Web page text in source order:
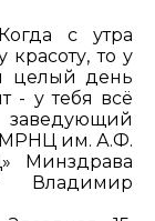
с утра
то у
целый день
- у тебя всё
МРНЦ им. А.Ф.
Минздрава
Владимир